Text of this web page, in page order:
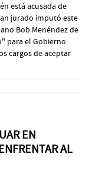
está acusada de
jurado imputó este
Bob Menéndez de
para el Gobierno
cargos de aceptar
EN
AL